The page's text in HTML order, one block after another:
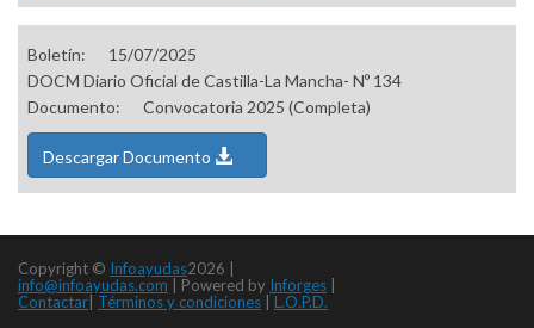
Boletín:
15/07/2025
DOCM Diario Oficial de Castilla-La Mancha- Nº 134
Documento:
Convocatoria 2025 (Completa)
Descargar Documento
Copyright © Infoayudas2026 |
info@infoayudas.com
Powered by Inforges
Contactar Términos y condiciones L.O.P.D.